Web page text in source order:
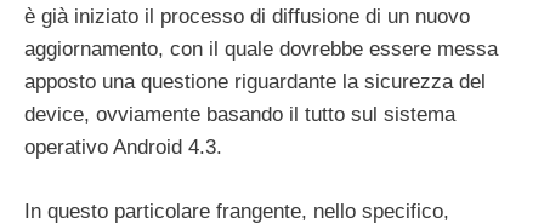
è già iniziato il processo di diffusione di un nuovo
aggiornamento, con il quale dovrebbe essere messa
apposto una questione riguardante la sicurezza del
device, ovviamente basando il tutto sul sistema
operativo Android 4.3.
In questo particolare frangente, nello specifico,